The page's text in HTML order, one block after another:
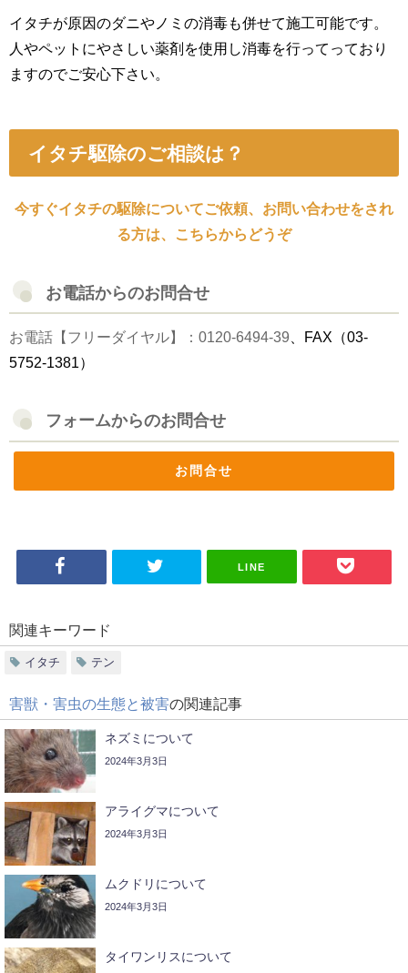
イタチが原因のダニや ノミ の消毒も併せて施工可能です。
人やペットにやさしい薬剤を使用し消毒を行ってっており
ますのでご安心下さい。
イタチ駆除のご相談は？
今すぐイタチの駆除についてご依頼、お問い合わせをされ
る方は、こちらからどうぞ
お電話からのお問合せ
お電話【フリーダイヤル】：0120-6494-39 、FAX（03-
5752-1381 ）
フォームからのお問合せ
お問合せ
LINE
関連キーワード
イタチ テン
害獣・害虫の生態と被害の関連記事
ネズミについて
2024年3月3日
アライグマについて
2024年3月3日
ムクドリについて
2024年3月3日
タイワンリスについて